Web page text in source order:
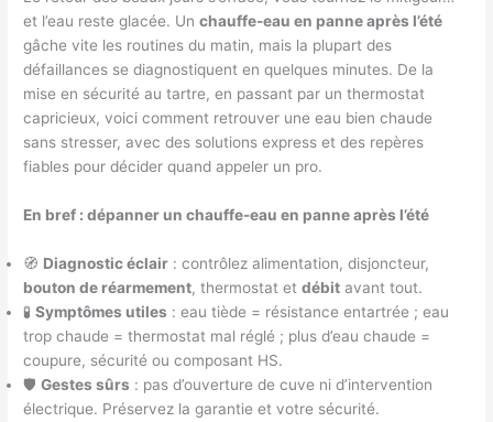
et l’eau reste glacée. Unchauffe-eau en panne après l’été
gâche vite les routines du matin, mais la plupart des
défaillances se diagnostiquent en quelques minutes. De la
mise en sécurité au tartre, en passant par un thermostat
capricieux, voici comment retrouver une eau bien chaude
sans stresser, avec des solutions express et des repères
fiables pour décider quand appeler un pro.
En bref : dépanner un chauffe-eau en panne après l’été
🧭 Diagnostic éclair : contrôlez alimentation, disjoncteur,
bouton de réarmement, thermostat etdébit avant tout.
🧪Symptômes utiles : eau tiède = résistance entartrée ; eau
trop chaude = thermostat mal réglé ; plus d’eau chaude =
coupure, sécurité ou composant HS.
🛡️Gestes sûrs : pas d’ouverture de cuve ni d’intervention
électrique. Préservez la garantie et votre sécurité.